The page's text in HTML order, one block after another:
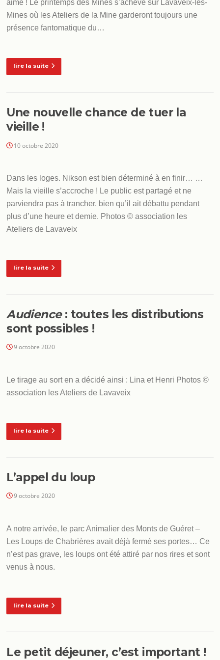
aime ! Le printemps des Mines s’achève sur Lavaveix-les-
Mines où les Ateliers de la Mine garderont toujours une
présence fantomatique du…
lire la suite
Une nouvelle chance de tuer la
vieille !
10 octobre 2020
Dans les loges. Nikson est bien déterminé à en finir… …
Mais la vieille s’accroche ! Le public est partagé et ne
parviendra pas à trancher, bien qu’il ait débattu pendant
plus d’une heure et demie. Photos © association les
Ateliers de Lavaveix
lire la suite
Audience: toutes les distributions
sont possibles !
9 octobre 2020
Le tirage au sort en a décidé ainsi : Lina et Henri Photos ©
association les Ateliers de Lavaveix
lire la suite
L’appel du loup
9 octobre 2020
A notre arrivée, le parc Animalier des Monts de Guéret –
Les Loups de Chabrières avait déjà fermé ses portes… Ce
n’est pas grave, les loups ont été attiré par nos rires et sont
venus à nous.
lire la suite
Le petit déjeuner, c’est important !